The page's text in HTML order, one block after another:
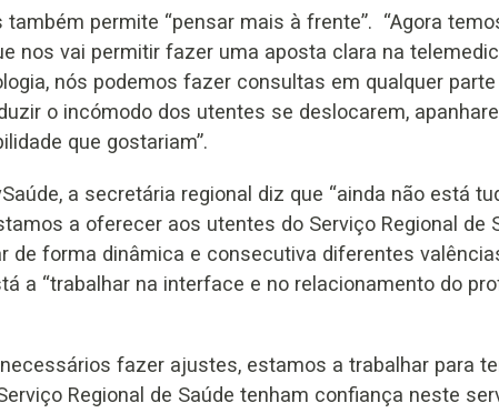
permite “pensar mais à frente”. “Agora
nos vai permitir fazer uma aposta clara na
nós podemos fazer consultas em qualquer parte
o incómodo dos utentes se deslocarem,
que gostariam”.
a secretária regional diz que “ainda não está
a oferecer aos utentes do Serviço Regional de
de forma dinâmica e consecutiva diferentes
a “trabalhar na interface e no relacionamento do
fazer ajustes, estamos a trabalhar para
Regional de Saúde tenham confiança neste